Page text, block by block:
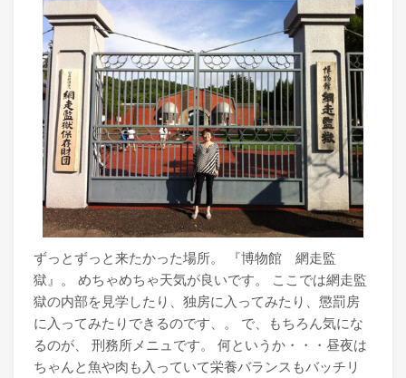
ずっとずっと来たかった場所。 『博物館 網走監
獄』。 めちゃめちゃ天気が良いです。 ここでは網走監
獄の内部を見学したり、独房に入ってみたり、懲罰房
に入ってみたりできるのです、。 で、もちろん気にな
るのが、 刑務所メニュです。 何というか・・・昼夜は
ちゃんと魚や肉も入っていて栄養バランスもバッチリ